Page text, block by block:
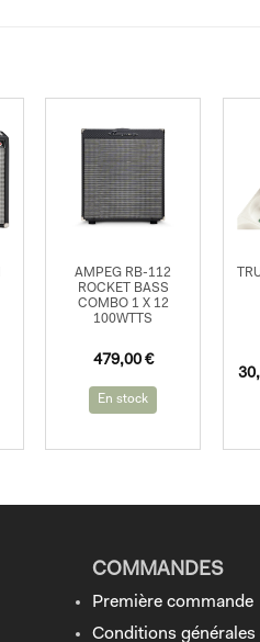
AMPEG RB-112
ROCKET BASS
COMBO 1 X 12
100WTTS
479,00 €
En stock
COMMANDES
Première commande
Conditions générales